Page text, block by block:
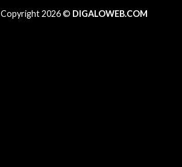
Copyright 2026 © DIGALOWEB.COM